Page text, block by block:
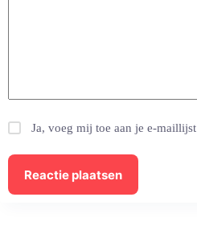
Ja, voeg mij toe aan je e-maillijst
Reactie plaatsen